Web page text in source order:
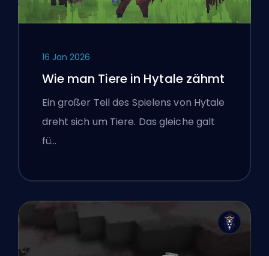
16 Jan 2026
Wie man Tiere in Hytale zähmt
Ein großer Teil des Spielens von Hytale
dreht sich um Tiere. Das gleiche galt
fü…